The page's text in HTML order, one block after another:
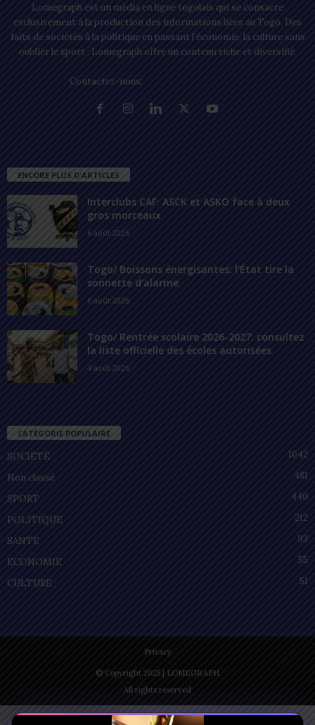
Lomegraph est un média en ligne togolais qui se consacre
exclusivement à la production des informations liées au Togo. Des
faits de sociétés à la politique en passant l’économie, la culture sans
oublier le sport ; Lomegraph offre un contenu riche et diversifié.
Contactez-nous:
ENCORE PLUS D'ARTICLES
Interclubs CAF: ASCK et ASKO face à deux
gros morceaux
6 août 2026
Togo/ Boissons énergisantes: l’État tire la
sonnette d’alarme
6 août 2026
Togo/ Rentrée scolaire 2026-2027: consultez
la liste officielle des écoles autorisées
4 août 2026
CATÉGORIE POPULAIRE
SOCIÉTÉ
1042
Non classé
481
SPORT
440
POLITIQUE
212
SANTÉ
93
ECONOMIE
55
CULTURE
51
Privacy
© Copyright 2025 | LOMEGRAPH
All rights reserved